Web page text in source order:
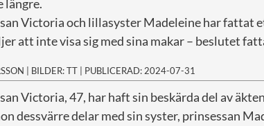
längre.
Victoria och lillasyster Madeleine har fattat
att inte visa sig med sina makar – beslutet
| BILDER: TT | PUBLICERAD: 2024-07-31
Victoria, 47, har haft sin beskärda del av
dessvärre delar med sin syster, prinsessan